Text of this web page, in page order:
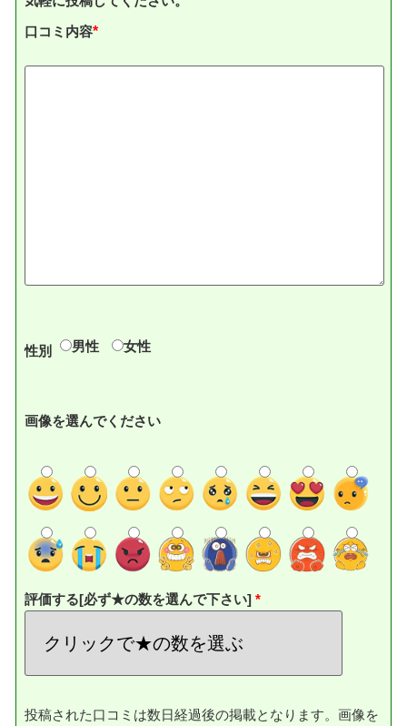
口コミ内容*
性別 男性 女性
画像を選んでください
評価する[必ず★の数を選んで下さい]
投稿された口コミは数日経過後の掲載となります。画像を